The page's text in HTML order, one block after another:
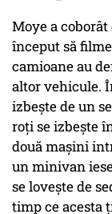
Moye a coborât
început să
camioane au
altor vehicule.
izbește de un
roți se izbește
două mașini
un minivan
se lovește de
timp ce acesta